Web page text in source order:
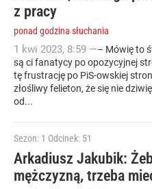
z pracy
ponad godzina słuchania
1 kwi 2023, 8:59 —– Mówię to
są ci fanatycy po opozycyjnej
tę frustrację po PiS-owskiej
złośliwy felieton, że się nie
od...
Sezon: 1 Odcinek: 51
Arkadiusz Jakubik:
mężczyzną, trzeba